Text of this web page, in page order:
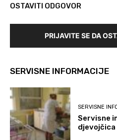
OSTAVITI ODGOVOR
PRIJAVITE SE DA
SERVISNE INFORMACIJE
SERVISNE
Servisne